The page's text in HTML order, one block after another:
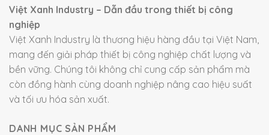
Việt Xanh Industry – Dẫn đầu trong thiết bị công
nghiệp
Việt Xanh Industry là thương hiệu hàng đầu tại Việt Nam,
mang đến giải pháp thiết bị công nghiệp chất lượng và
bền vững. Chúng tôi không chỉ cung cấp sản phẩm mà
còn đồng hành cùng doanh nghiệp nâng cao hiệu suất
và tối ưu hóa sản xuất.
DANH MỤC SẢN PHẨM